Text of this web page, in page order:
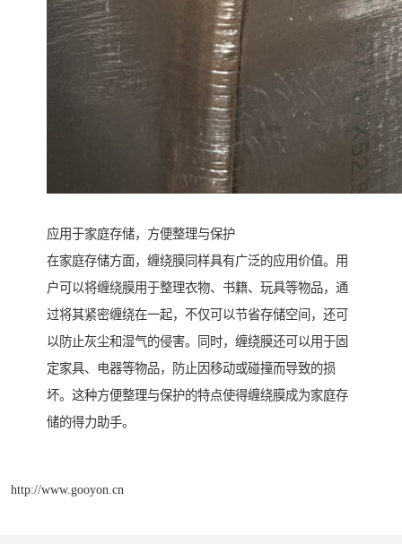
应用于家庭存储，方便整理与保护
在家庭存储方面，缠绕膜同样具有广泛的应用价值。用
户可以将缠绕膜用于整理衣物、书籍、玩具等物品，通
过将其紧密缠绕在一起，不仅可以节省存储空间，还可
以防止灰尘和湿气的侵害。同时，缠绕膜还可以用于固
定家具、电器等物品，防止因移动或碰撞而导致的损
坏。这种方便整理与保护的特点使得缠绕膜成为家庭存
储的得力助手。
http://www.gooyon.cn